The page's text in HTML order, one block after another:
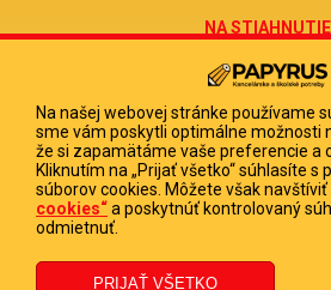
NA STIAHNUTIE
Reklamačný
Odstúpenie od
Poučenie o odstúpení
FIRMA
PAPYRUS POPRAD,
Na našej webovej stránke používame
sme vám poskytli optimálne možnosti
že si zapamätáme vaše preferencie a
Kliknutím na „Prijať všetko“ súhlasíte s
súborov cookies. Môžete však navštíviť
cookies“a poskytnúť kontrolovaný
odmietnuť.